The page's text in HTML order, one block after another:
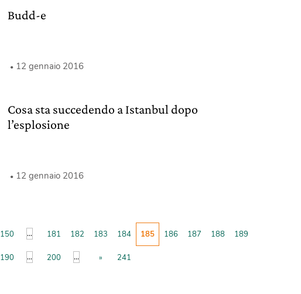
Budd-e
12 gennaio 2016
Cosa sta succedendo a Istanbul dopo
l’esplosione
12 gennaio 2016
150 ... 181 182 183 184 185 186 187 188 189
190 ... 200 ... » 241